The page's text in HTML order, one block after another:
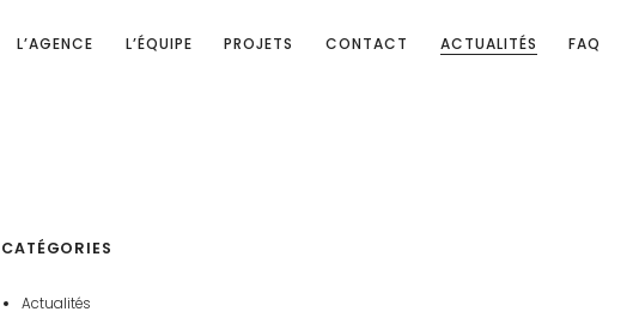
L’AGENCE L’ÉQUIPE PROJETS CONTACT ACTUALITÉS FAQ
CATÉGORIES
Actualités